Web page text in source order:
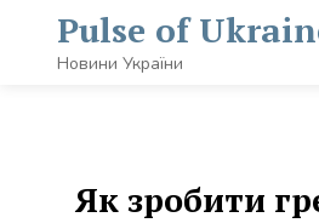
content
Pulse of
Новини України
Як зробити